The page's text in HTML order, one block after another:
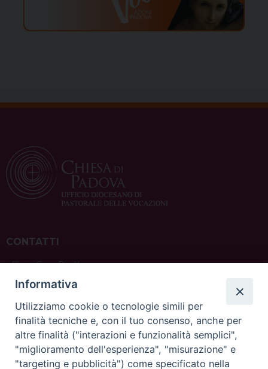
CONTATTI
ufficio: Casa Pio X
via Bonporti, 20 – 35141 Padova
tel: +39 351 619 2354
e mail:ufficiovocazionipadova@gmail.com
Informativa
Utilizziamo cookie o tecnologie simili per
finalità tecniche e, con il tuo consenso, anche per
altre finalità ("interazioni e funzionalità semplici",
"miglioramento dell'esperienza", "misurazione" e
"targeting e pubblicità") come specificato nella